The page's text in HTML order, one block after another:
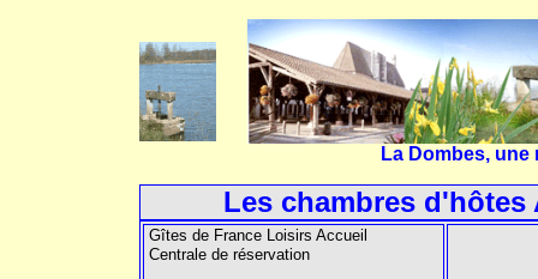
La Dombes,
Les chambres
Gîtes de France Loisirs Accueil
Centrale de réservation